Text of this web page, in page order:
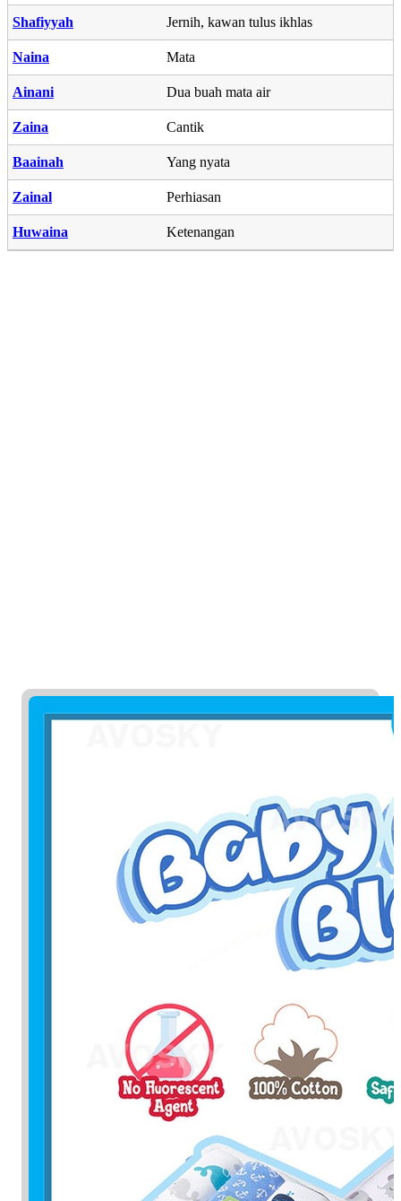
Shafiyyah Jernih, kawan tulus ikhlas
Naina Mata
Ainani Dua buah mata air
Zaina Cantik
Baainah Yang nyata
Zainal Perhiasan
Huwaina Ketenangan